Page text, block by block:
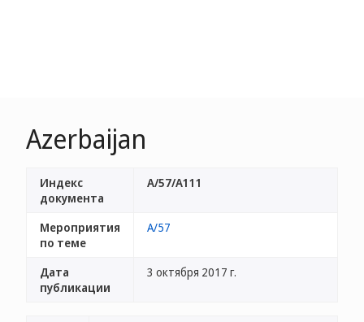
Azerbaijan
Индекс
документа
A/57/A111
Мероприятия
по теме
A/57
Дата
публикации
3 октября 2017 г.